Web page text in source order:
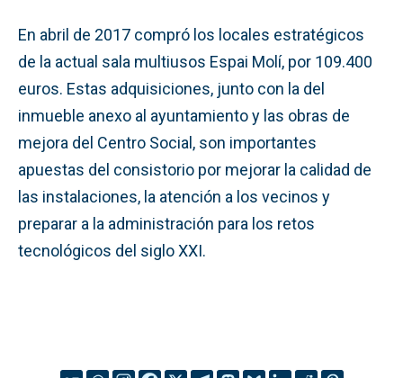
En abril de 2017 compró los locales estratégicos
de la actual sala multiusos Espai Molí, por 109.400
euros. Estas adquisiciones, junto con la del
inmueble anexo al ayuntamiento y las obras de
mejora del Centro Social, son importantes
apuestas del consistorio por mejorar la calidad de
las instalaciones, la atención a los vecinos y
preparar a la administración para los retos
tecnológicos del siglo XXI.